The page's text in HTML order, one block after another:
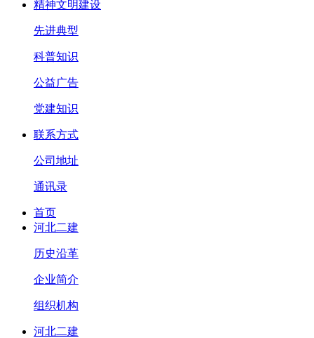
精神文明建设
先进典型
科普知识
公益广告
党建知识
联系方式
公司地址
通讯录
首页
河北二建
历史沿革
企业简介
组织机构
河北二建